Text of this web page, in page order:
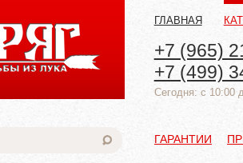
ГЛАВНАЯ
+7 (965)
+7 (499)
Cегодня: с 10:00
ГАРАНТИИ